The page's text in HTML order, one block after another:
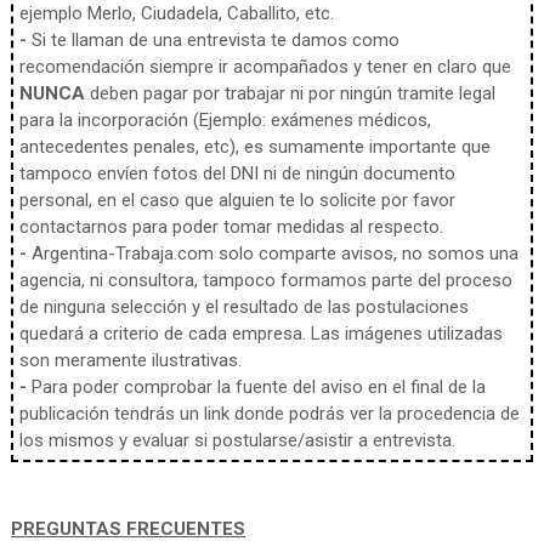
ejemplo Merlo, Ciudadela, Caballito, etc.
- Si te llaman de una entrevista te damos como
recomendación siempre ir acompañados y tener en claro que
NUNCAdeben pagar por trabajar ni por ningún tramite legal
para la incorporación (Ejemplo: exámenes médicos,
antecedentes penales, etc), es sumamente importante que
tampoco envíen fotos del DNI ni de ningún documento
personal, en el caso que alguien te lo solicite por favor
contactarnos para poder tomar medidas al respecto.
- Argentina-Trabaja.com solo comparte avisos, no somos una
agencia, ni consultora, tampoco formamos parte del proceso
de ninguna selección y el resultado de las postulaciones
quedará a criterio de cada empresa. Las imágenes utilizadas
son meramente ilustrativas.
- Para poder comprobar la fuente del aviso en el final de la
publicación tendrás un link donde podrás ver la procedencia de
los mismos y evaluar si postularse/asistir a entrevista.
PREGUNTAS FRECUENTES